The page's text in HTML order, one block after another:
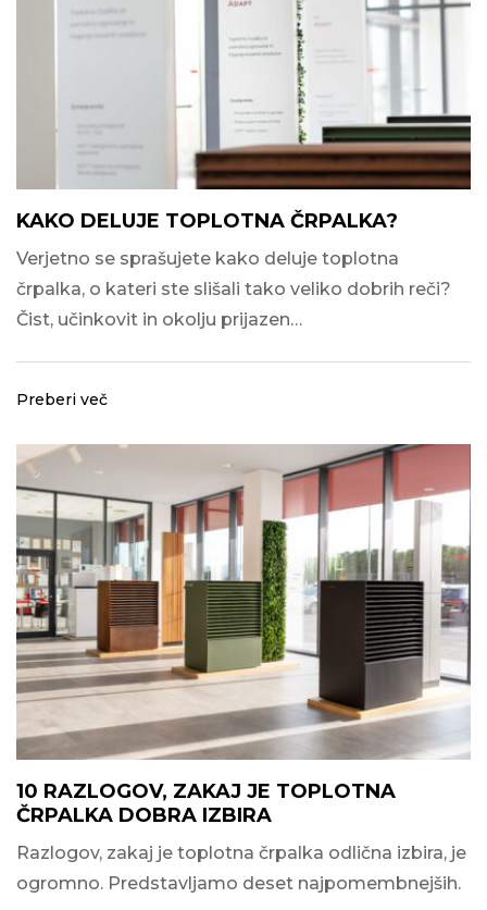
KAKO DELUJE TOPLOTNA ČRPALKA?
Verjetno se sprašujete kako deluje toplotna
črpalka, o kateri ste slišali tako veliko dobrih reči?
Čist, učinkovit in okolju prijazen…
Preberi več
10 RAZLOGOV, ZAKAJ JE TOPLOTNA
ČRPALKA DOBRA IZBIRA
Razlogov, zakaj je toplotna črpalka odlična izbira, je
ogromno. Predstavljamo deset najpomembnejših.